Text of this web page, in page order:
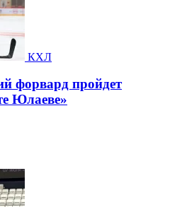
КХЛ
форвард пройдет
Юлаеве»